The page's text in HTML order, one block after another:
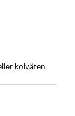
kolväten